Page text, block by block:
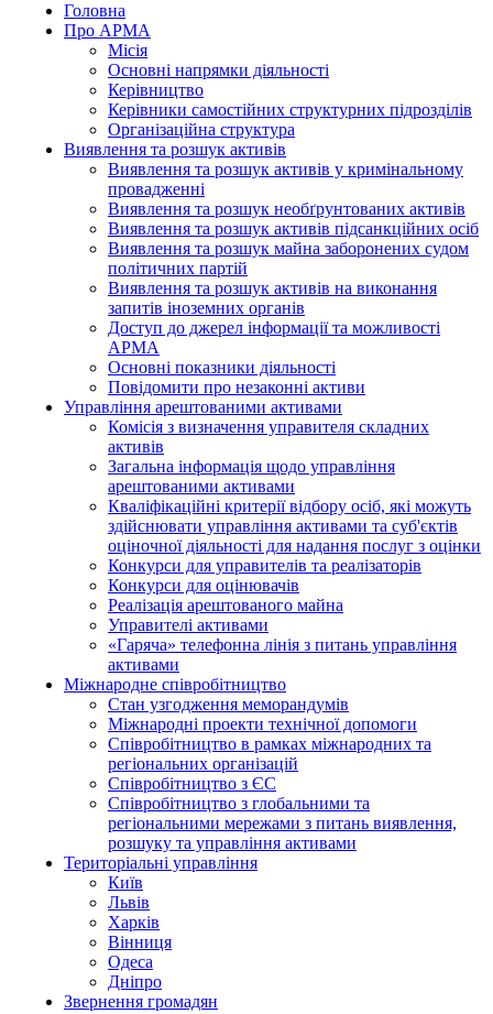
Головна
Про АРМА
Місія
Основні напрямки діяльності
Керівництво
Керівники самостійних структурних підрозділів
Організаційна структура
Виявлення та розшук активів
Виявлення та розшук активів у кримінальному
провадженні
Виявлення та розшук необґрунтованих активів
Виявлення та розшук активів підсанкційних осіб
Виявлення та розшук майна заборонених судом
політичних партій
Виявлення та розшук активів на виконання
запитів іноземних органів
Доступ до джерел інформації та можливості
АРМА
Основні показники діяльності
Повідомити про незаконні активи
Управління арештованими активами
Комісія з визначення управителя складних
активів
Загальна інформація щодо управління
арештованими активами
Кваліфікаційні критерії відбору осіб, які можуть
здiйснювати управління активами та суб'єктів
оціночної діяльності для надання послуг з оцінки
Конкурси для управителів та реалізаторів
Конкурси для оцінювачів
Реалізація арештованого майна
Управителі активами
«Гаряча» телефонна лінія з питань управління
активами
Міжнародне співробітництво
Стан узгодження меморандумів
Міжнародні проекти технічної допомоги
Співробітництво в рамках міжнародних та
регіональних організацій
Співробітництво з ЄС
Співробітництво з глобальними та
регіональними мережами з питань виявлення,
розшуку та управління активами
Територіальні управління
Київ
Львів
Харків
Вінниця
Одеса
Дніпро
Звернення громадян